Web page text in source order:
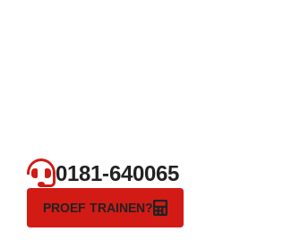
0181-640065
PROEF TRAINEN?